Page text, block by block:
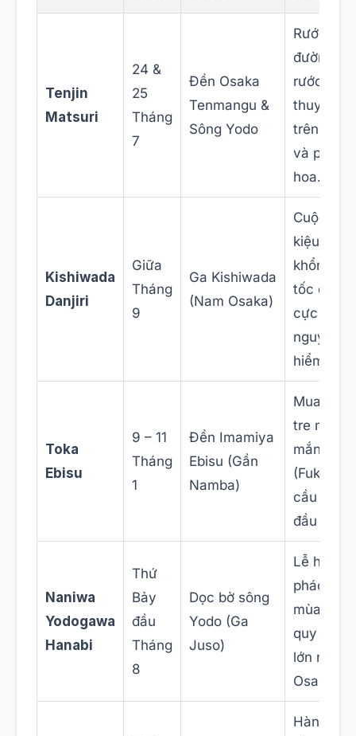
Tenjin
Matsuri
24 &
25
Tháng
7
Đền Osaka
Tenmangu &
Sông Yodo
Rước kiệu
đường
rước
thuyền
trên sông
và pháo
hoa.
Kishiwada
Danjiri
Giữa
Tháng
9
Ga Kishiwada
(Nam Osaka)
Cuộc đua
kiệu gỗ
khổng lồ
tốc độ
cực kỳ
nguy
hiểm.
Toka
Ebisu
9 – 11
Tháng
1
Đền Imamiya
Ebisu (Gần
Namba)
Mua cành
tre may
mắn
cầu tài
đầu năm.
Naniwa
Yodogawa
Hanabi
Thứ
Bảy
đầu
Tháng
8
Dọc bờ sông
Yodo (Ga
Juso)
Lễ hội
pháo hoa
mùa hè
quy mô
lớn nhất
Osaka.
Hàng